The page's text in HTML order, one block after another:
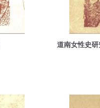
道南女性史